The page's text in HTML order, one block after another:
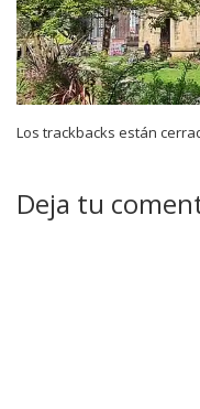
Los trackbacks están
Deja tu